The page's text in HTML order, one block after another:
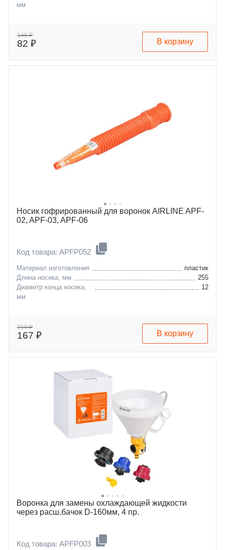
мм
146 ₽
82 ₽ В корзину
Носик гофрированный для воронок AIRLINE APF-
02, APF-03, APF-06
Код товара: APFP052
Материал изготовления
пластик
Длина носика, мм
255
Диаметр конца носика,
мм
12
210 ₽
167 ₽ В корзину
Воронка для замены охлаждающей жидкости
через расш.бачок D-160мм, 4 пр.
Код товара: APFP003